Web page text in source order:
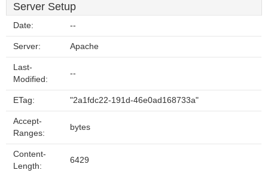
Server Setup
Date: --
Server: Apache
Last-
Modified:
--
ETag: "2a1fdc22-191d-46e0ad168733a"
Accept-
Ranges:
bytes
Content-
Length:
6429